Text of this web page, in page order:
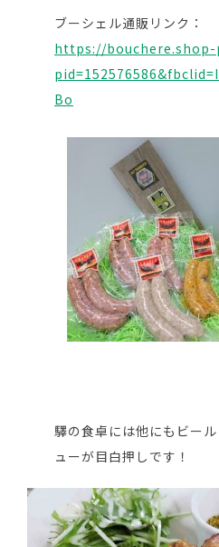
ブーシェル通販リンク：
https://bouchere.shop-
Bo
驛の食卓には他にもビー
ューが目白押しです！